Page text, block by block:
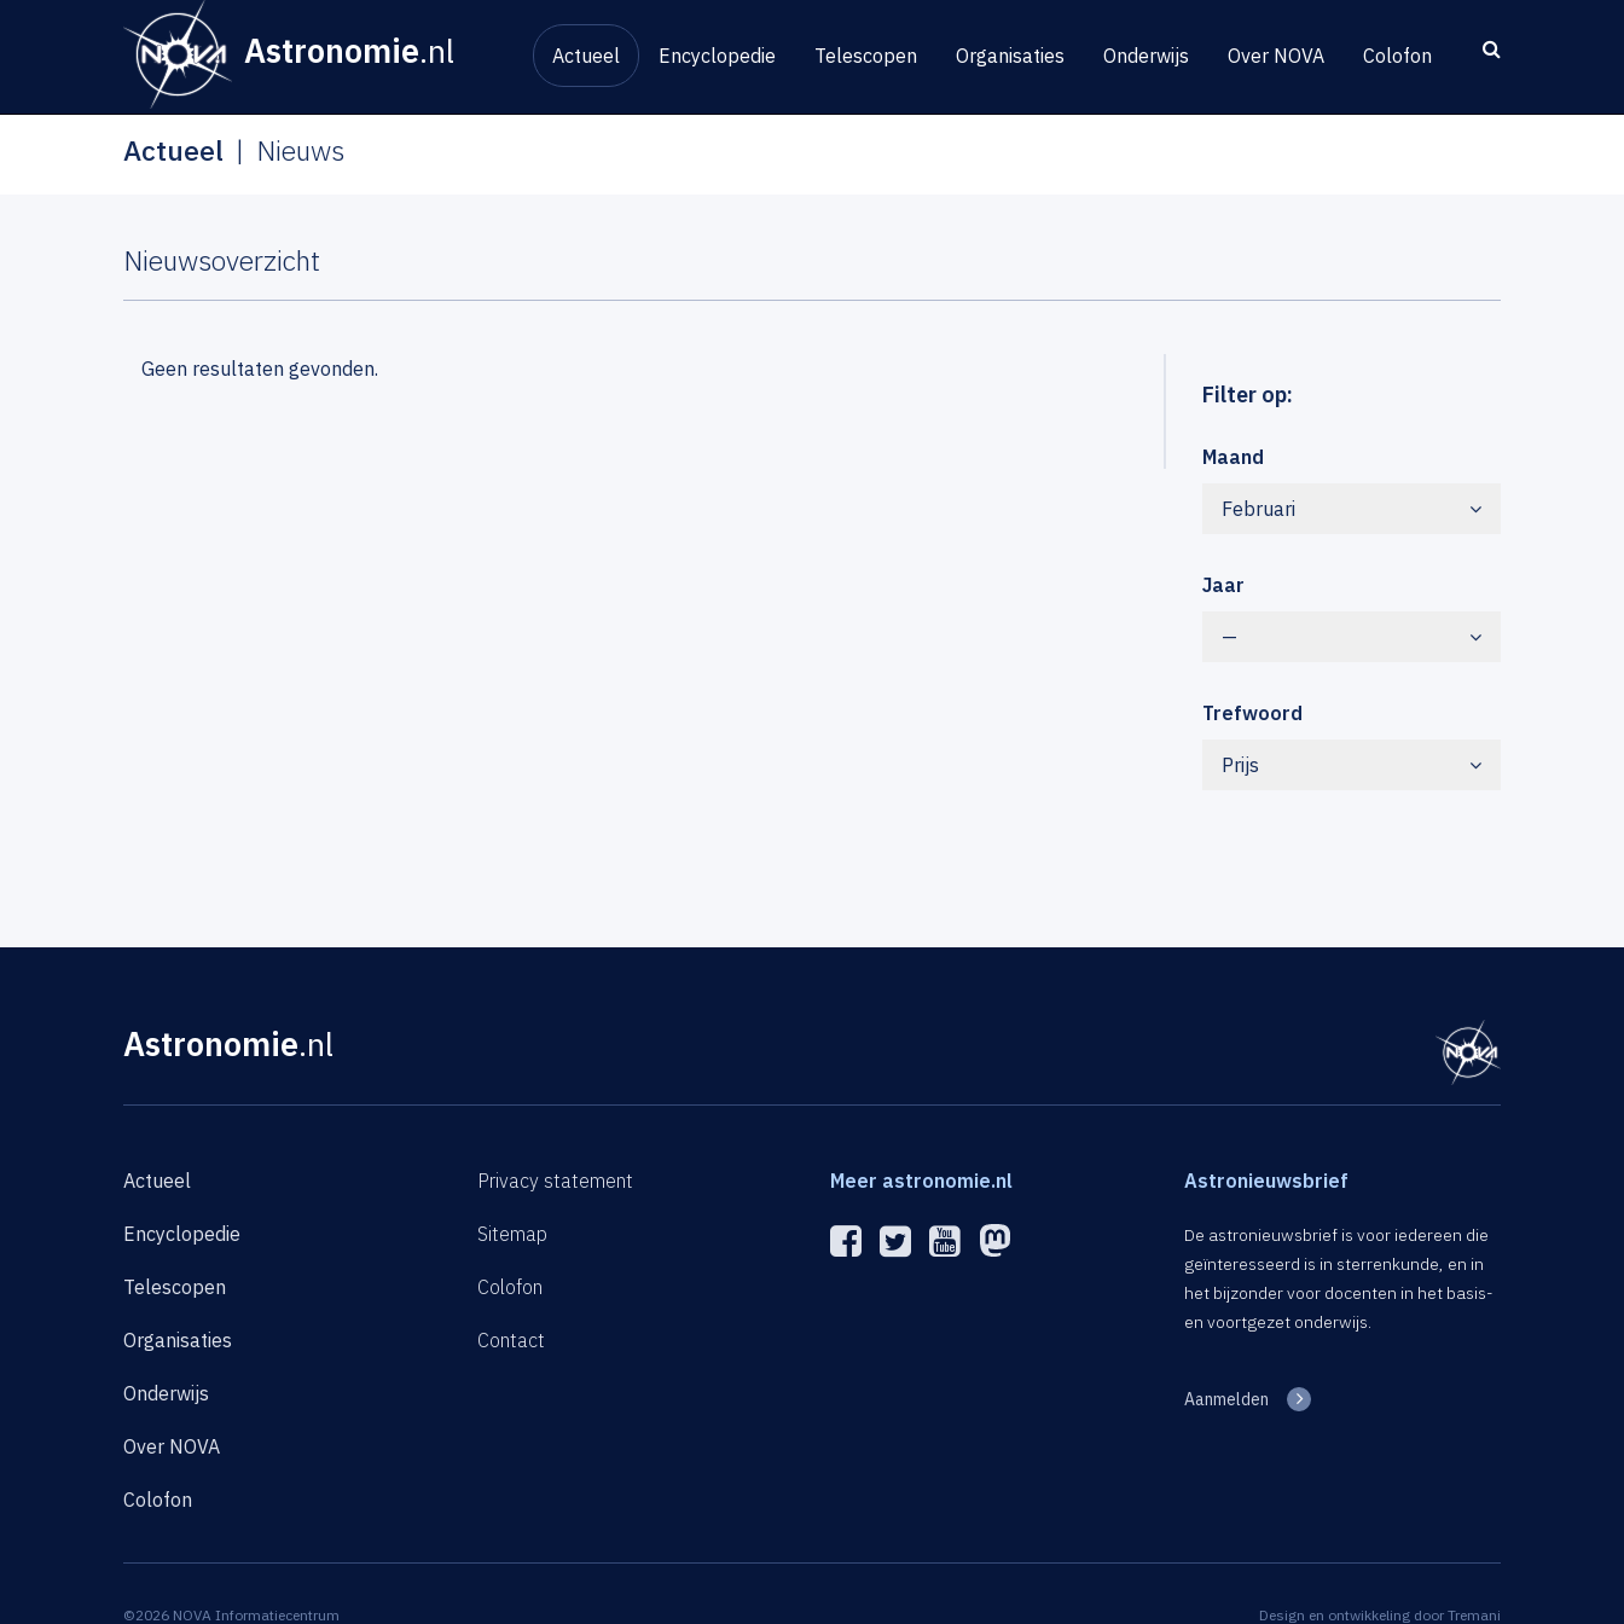
Astronomie.nl Actueel Encyclopedie Telescopen Organisaties Onderwijs Over NOVA Colofon
Actueel Nieuws
Nieuwsoverzicht
Filter op:
Maand
Februari
Jaar
—
Trefwoord
Prijs
Geen resultaten gevonden.
Astronomie.nl
Actueel
Encyclopedie
Telescopen
Organisaties
Onderwijs
Over NOVA
Colofon
Privacy statement
Sitemap
Colofon
Contact
Meer astronomie.nl Astronieuwsbrief
De astronieuwsbrief is voor iedereen die
geïnteresseerd is in sterrenkunde, en in
het bijzonder voor docenten in het basis-
en voortgezet onderwijs.
Aanmelden
©2026 NOVA Informatiecentrum Design en ontwikkeling door Tremani